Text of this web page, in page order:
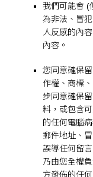
我們可能會 (
為非法、冒
人反感的內
內容。
您同意確保
作權、商標
步同意確保
料，或包含
的任何電腦
郵件地址、
誤導任何留
乃由您全權
方發佈的任